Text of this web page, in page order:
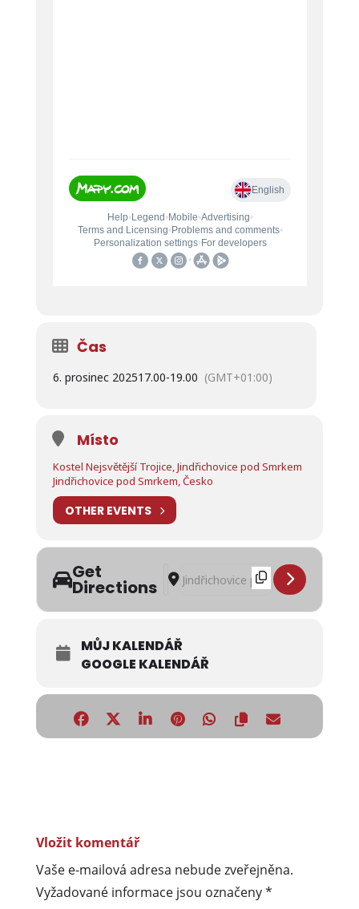
Čas
6. prosinec 202517.00-19.00 (GMT+01:00)
Místo
Kostel Nejsvětější Trojice, Jindřichovice pod Smrkem
Jindřichovice pod Smrkem, Česko
OTHER EVENTS
Get
Directions
Address - Česká mše vánoční –
Destination Address - Česká mše
MŮJ KALENDÁŘ
GOOGLE KALENDÁŘ
Vložit komentář
Vaše e-mailová adresa nebude zveřejněna.
Vyžadované informace jsou označeny*